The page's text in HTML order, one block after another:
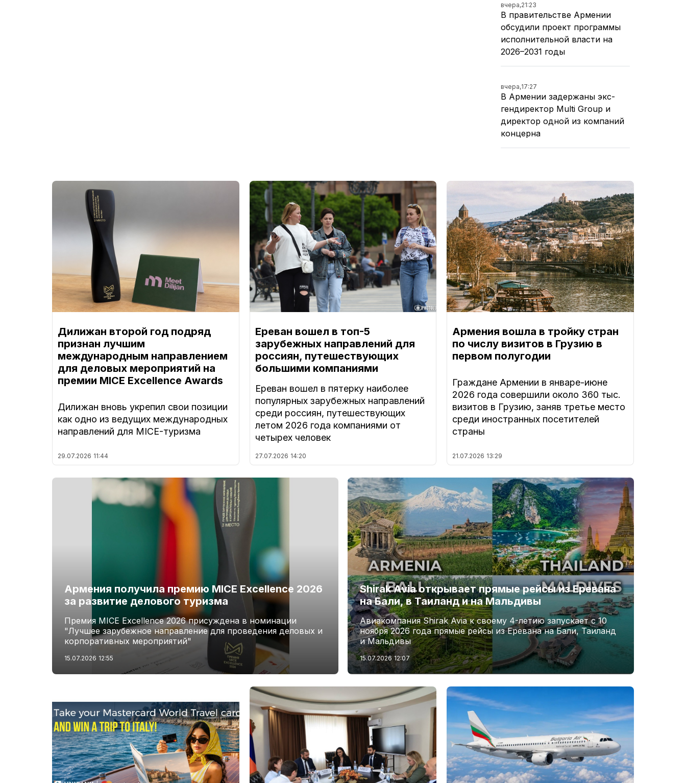
вчера,21:23
В правительстве Армении
обсудили проект программы
исполнительной власти на
2026–2031 годы
вчера,17:27
В Армении задержаны экс-
гендиректор Multi Group и
директор одной из компаний
концерна
Дилижан второй год подряд
признан лучшим
международным направлением
для деловых мероприятий на
премии MICE Excellence Awards
Дилижан вновь укрепил свои позиции
как одно из ведущих международных
направлений для MICE-туризма
29.07.2026 11:44
Ереван вошел в топ-5
зарубежных направлений для
россиян, путешествующих
большими компаниями
Ереван вошел в пятерку наиболее
популярных зарубежных направлений
среди россиян, путешествующих
летом 2026 года компаниями от
четырех человек
27.07.2026 14:20
Армения вошла в тройку стран
по числу визитов в Грузию в
первом полугодии
Граждане Армении в январе-июне
2026 года совершили около 360 тыс.
визитов в Грузию, заняв третье место
среди иностранных посетителей
страны
21.07.2026 13:29
Армения получила премию MICE Excellence 2026
за развитие делового туризма
Премия MICE Excellence 2026 присуждена в номинации
"Лучшее зарубежное направление для проведения деловых и
корпоративных мероприятий"
15.07.2026 12:55
Shirak Avia открывает прямые рейсы из Еревана
на Бали, в Таиланд и на Мальдивы
Авиакомпания Shirak Avia к своему 4-летию запускает с 10
ноября 2026 года прямые рейсы из Еревана на Бали, Таиланд
и Мальдивы
15.07.2026 12:07